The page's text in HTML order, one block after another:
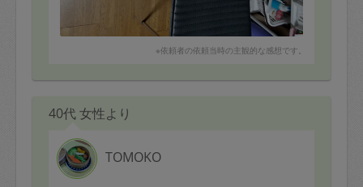
※依頼者の依頼当時の主観的な感想です。
40代 女性より
TOMOKO